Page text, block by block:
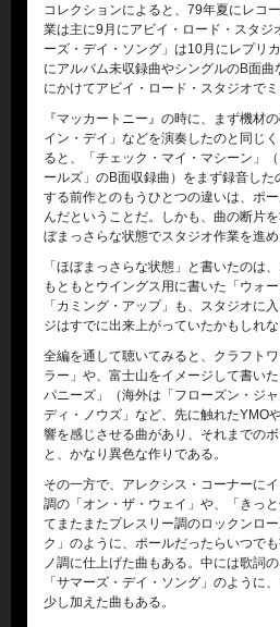
コレクションによると、79年夏にレコ
業は主に9月にアビイ・ロード・スタジ
ーズ・デイ・ソング」は10月にレプリ
にアルバム未収録曲やシングルのB面
にかけてアビイ・ロード・スタジオでミ
『マッカートニー』の時に、まず機材
イン・デイ」などを演奏したのと同じ
ると、「チェック・マイ・マシーン」
ールズ」のB面収録曲）をまず録音し
する前作とのもうひとつの違いは、ポ
んだということだ。しかも、曲の断片
ぼまっさらな状態でスタジオ作業を進め
「ほぼまっさらな状態」と書いたのは
もともとウイングス用に書いた「ウォ
「カミング・アップ」も、スタジオに
ジはすでに出来上がっていたかもしれな
全編を通して聴いてみると、クラフト
ラー」や、富士山をイメージして書い
パニーズ」（海外は「フローズン・ジ
ディ・ノウズ」など、先に触れたYMO
響を感じさせる曲があり、それまでの
と、かなり異色な作りである。
その一方で、アレクシス・コーナーに
調の「オン・ザ・ウェイ」や、「きっ
てまたまたプレスリー調のロックンロ
ク」のように、ポールだったらいつで
ノ調に仕上げた曲もある。中には歌詞
「サマーズ・デイ・ソング」のように
少し加えた曲もある。